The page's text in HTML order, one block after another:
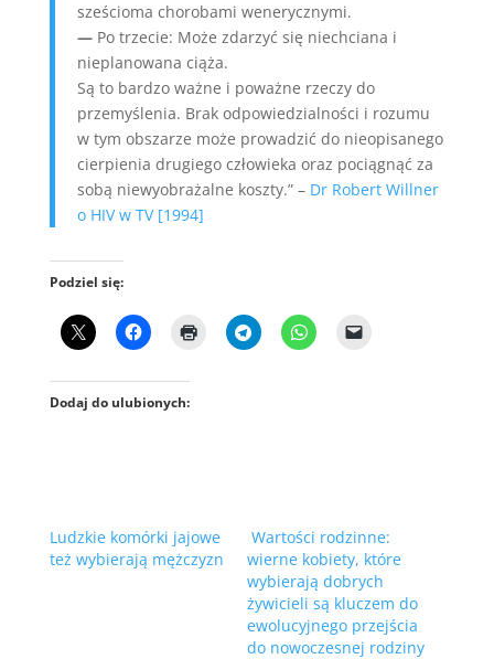
sześcioma chorobami wenerycznymi.
—Po trzecie: Może zdarzyć się niechciana i
nieplanowana ciąża.
Są to bardzo ważne i poważne rzeczy do
przemyślenia. Brak odpowiedzialności i rozumu
w tym obszarze może prowadzić do nieopisanego
cierpienia drugiego człowieka oraz pociągnąć za
sobą niewyobrażalne koszty.” – Dr Robert Willner
o HIV w TV [1994]
Podziel się:
Dodaj do ulubionych:
Ludzkie komórki jajowe
też wybierają mężczyzn
Wartości rodzinne:
wierne kobiety, które
wybierają dobrych
żywicieli są kluczem do
ewolucyjnego przejścia
do nowoczesnej rodziny